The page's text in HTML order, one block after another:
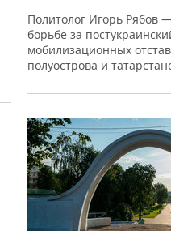
Политолог Игорь Рябов
борьбе за
мобилизационных
полуострова и